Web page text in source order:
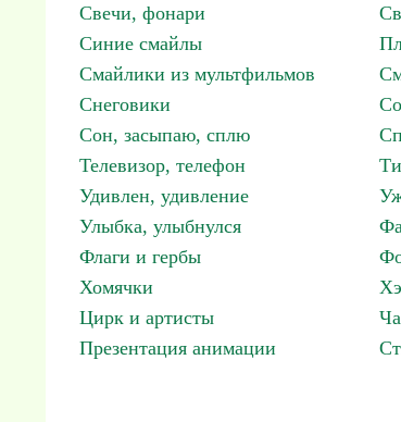
Свечи, фонари
Синие смайлы
Смайлики из мультфильмов
Снеговики
Сон, засыпаю, сплю
Телевизор, телефон
Удивлен, удивление
Улыбка, улыбнулся
Флаги и гербы
Хомячки
Цирк и артисты
Презентация анимации